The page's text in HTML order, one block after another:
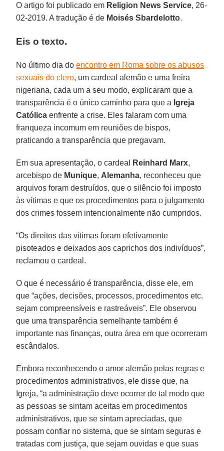
O artigo foi publicado em Religion News Service, 26-
02-2019. A tradução é de Moisés Sbardelotto.
Eis o texto.
No último dia doencontro em Roma sobre os abusos
sexuais do clero, um cardeal alemão e uma freira
nigeriana, cada um a seu modo, explicaram que a
transparência é o único caminho para que a Igreja
Católica enfrente a crise. Eles falaram com uma
franqueza incomum em reuniões de bispos,
praticando a transparência que pregavam.
Em sua apresentação, o cardeal Reinhard Marx,
arcebispo de Munique, Alemanha, reconheceu que
arquivos foram destruídos, que o silêncio foi imposto
às vítimas e que os procedimentos para o julgamento
dos crimes fossem intencionalmente não cumpridos.
“Os direitos das vítimas foram efetivamente
pisoteados e deixados aos caprichos dos indivíduos”,
reclamou o cardeal.
O que é necessário é transparência, disse ele, em
que “ações, decisões, processos, procedimentos etc.
sejam compreensíveis e rastreáveis”. Ele observou
que uma transparência semelhante também é
importante nas finanças, outra área em que ocorreram
escândalos.
Embora reconhecendo o amor alemão pelas regras e
procedimentos administrativos, ele disse que, na
Igreja, “a administração deve ocorrer de tal modo que
as pessoas se sintam aceitas em procedimentos
administrativos, que se sintam apreciadas, que
possam confiar no sistema, que se sintam seguras e
tratadas com justiça, que sejam ouvidas e que suas